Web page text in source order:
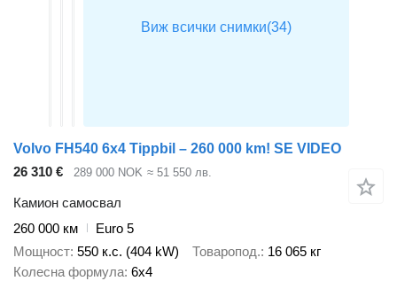
Volvo FH540 6x4 Tippbil – 260 000 km! SE VIDEO
26 310 €
289 000 NOK ≈ 51 550 лв.
Камион самосвал
260 000 км
Euro 5
Мощност 550 к.с. (404 kW) Товаропод. 16 065 кг
Колесна формула 6x4